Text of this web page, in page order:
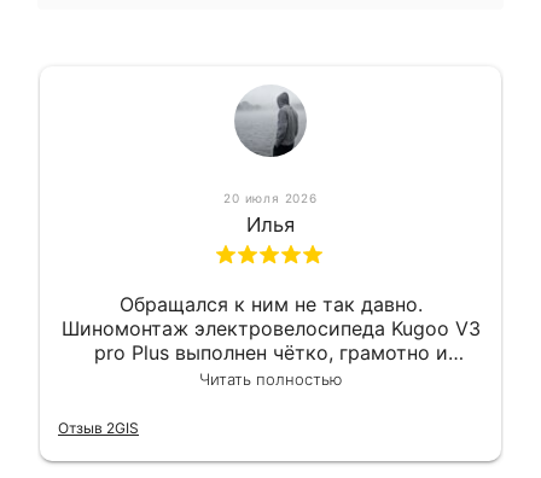
20 июля 2026
Илья
Обращался к ним не так давно.
Шиномонтаж электровелосипеда Kugoo V3
pro Plus выполнен чётко, грамотно и
квалифицированно. Всё сделано
Читать полностью
Отзыв 2GIS